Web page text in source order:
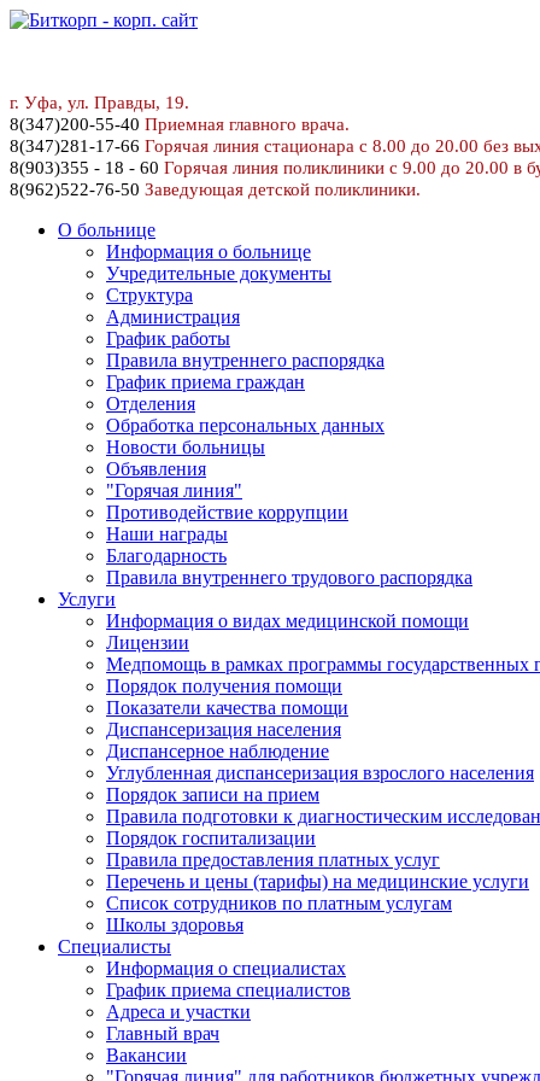
г. Уфа, ул. Правды, 19.
8(347)200-55-40 Приемная главного врача.
8(347)281-17-66 Горячая линия стационара с 8.00 до 20.00 без
8(903)355 - 18 - 60 Горячая линия поликлиники с 9.00 до 20.00 в
8(962)522-76-50 Заведующая детской поликлиники.
О больнице
Информация о больнице
Учредительные документы
Структура
Администрация
График работы
Правила внутреннего распорядка
График приема граждан
Отделения
Обработка персональных данных
Новости больницы
Объявления
"Горячая линия"
Противодействие коррупции
Наши награды
Благодарность
Правила внутреннего трудового распорядка
Услуги
Информация о видах медицинской помощи
Лицензии
Медпомощь в рамках программы государственных
Порядок получения помощи
Показатели качества помощи
Диспансеризация населения
Диспансерное наблюдение
Углубленная диспансеризация взрослого населения
Порядок записи на прием
Правила подготовки к диагностическим
Порядок госпитализации
Правила предоставления платных услуг
Перечень и цены (тарифы) на медицинские услуги
Список сотрудников по платным услугам
Школы здоровья
Специалисты
Информация о специалистах
График приема специалистов
Адреса и участки
Главный врач
Вакансии
"Горячая линия" для работников бюджетных